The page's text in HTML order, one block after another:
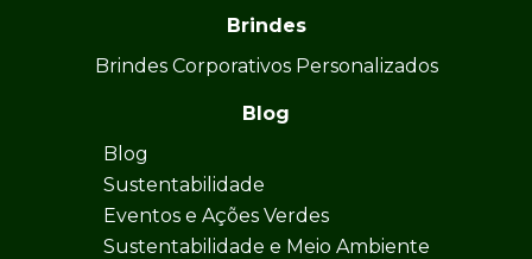
Brindes
Brindes Corporativos Personalizados
Blog
Blog
Sustentabilidade
Eventos e Ações Verdes
Sustentabilidade e Meio Ambiente